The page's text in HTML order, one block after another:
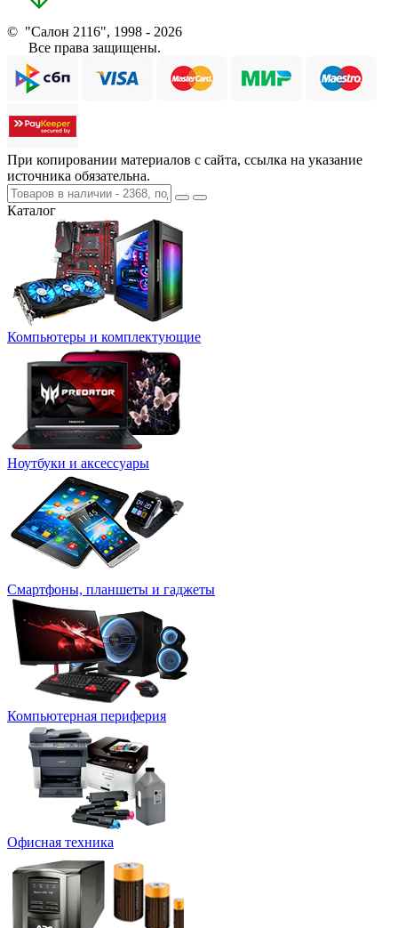
© "Салон 2116", 1998 - 2026
Все права защищены.
При копировании материалов с сайта, ссылка на указание
источника обязательна.
Каталог
Компьютеры и комплектующие
Ноутбуки и аксессуары
Смартфоны, планшеты и гаджеты
Компьютерная периферия
Офисная техника